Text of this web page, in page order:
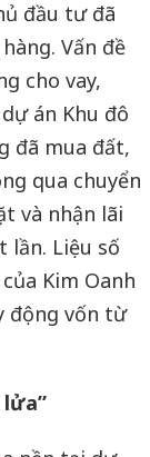
đầu tư đã
Vấn đề
cho vay,
án Khu đô
đã mua đất,
qua chuyển
và nhận lãi
lần. Liệu số
Kim Oanh
động vốn từ